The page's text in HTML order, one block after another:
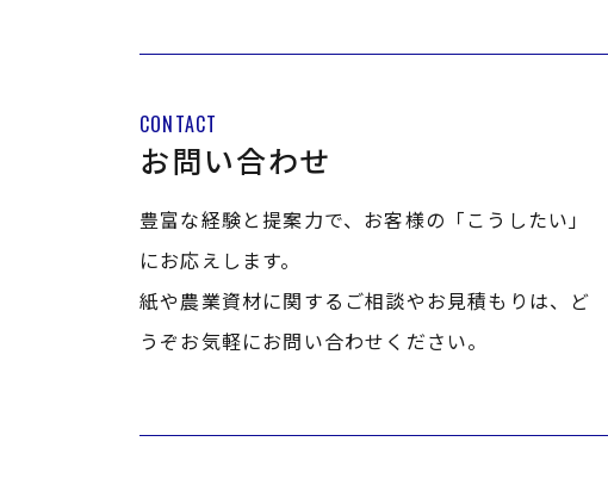
CONTACT
お問い合わせ
豊富な経験と提案力で、お客様の「こうしたい」
にお応えします。
紙や農業資材に関するご相談やお見積もりは、ど
うぞお気軽にお問い合わせください。